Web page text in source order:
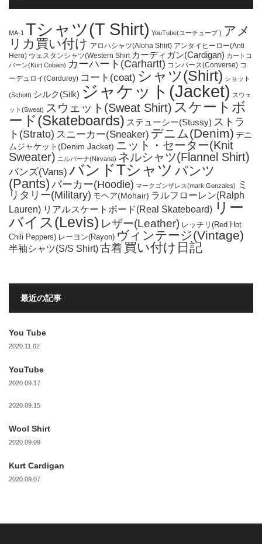
MA-1 Tシャツ(T Shirt) YouTube(ユーチューブ ) アメ
リカ買い付け アロハシャツ(Aloha Shirt) アンタイヒーロー(Anti
Hero) ウェスタンシャツ(Western Shirt カーディガン(Cardigan) カートコ
バーン(Kurt Cobain) カーハート(Carhartt) コンバース(Converse) コ
ーデュロイ(Corduroy) コート(coat) シャツ(Shirt) ショット
(Schott) シルク(Silk) ジャケット(Jacket) スウェ
ット(Sweat) スウェット(Sweat Shirt) スケートボ
ード(Skateboards) ステューシー(Stussy) ストラ
ト(Strato) スニーカー(Sneaker) デニム(Denim) デニ
ムジャケット(Denim Jacket) ニット・セーター(Knit
Sweater) ニルバーナ(Nirvana) ネルシャツ(Flannel Shirt)
バンズ(Vans) バンドTシャツ パンツ
(Pants)パーカー(Hoodie) マークゴンザレス(mark Gonzales)
ミ
リタリー(Military) モヘア(Mohair) ラルフローレン(Ralph
Lauren) リアルスケートボード(Real Skateboard) リー
バイス(Levis) レザー(Leather) レッチリ(Red Hot
Chili Peppers) レーヨン(Rayon) ヴィンテージ(Vintage)
半袖シャツ(S/S Shirt)古着 買い付け日記
最近の記事
You Tube
2020.11.02
YouTube
2020.09.17
2020.09.15
Wool Shirt
2020.09.09
Kurt Cardigan
2020.09.07